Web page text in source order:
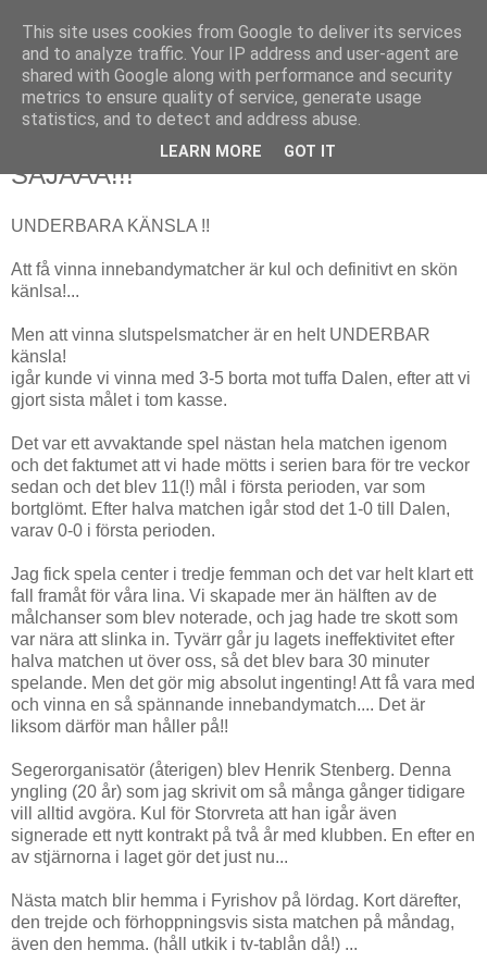
SÅJAAA!!!
UNDERBARA KÄNSLA !!
Att få vinna innebandymatcher är kul och definitivt en skön
känlsa!...
Men att vinna slutspelsmatcher är en helt UNDERBAR
känsla!
igår kunde vi vinna med 3-5 borta mot tuffa Dalen, efter att vi
gjort sista målet i tom kasse.
Det var ett avvaktande spel nästan hela matchen igenom
och det faktumet att vi hade mötts i serien bara för tre veckor
sedan och det blev 11(!) mål i första perioden, var som
bortglömt. Efter halva matchen igår stod det 1-0 till Dalen,
varav 0-0 i första perioden.
Jag fick spela center i tredje femman och det var helt klart ett
fall framåt för våra lina. Vi skapade mer än hälften av de
målchanser som blev noterade, och jag hade tre skott som
var nära att slinka in. Tyvärr går ju lagets ineffektivitet efter
halva matchen ut över oss, så det blev bara 30 minuter
spelande. Men det gör mig absolut ingenting! Att få vara med
och vinna en så spännande innebandymatch.... Det är
liksom därför man håller på!!
Segerorganisatör (återigen) blev Henrik Stenberg. Denna
yngling (20 år) som jag skrivit om så många gånger tidigare
vill alltid avgöra. Kul för Storvreta att han igår även
signerade ett nytt kontrakt på två år med klubben. En efter en
av stjärnorna i laget gör det just nu...
Nästa match blir hemma i Fyrishov på lördag. Kort därefter,
den trejde och förhoppningsvis sista matchen på måndag,
även den hemma. (håll utkik i tv-tablån då!) ...
This site uses cookies from Google to deliver its services
and to analyze traffic. Your IP address and user-agent are
shared with Google along with performance and security
metrics to ensure quality of service, generate usage
statistics, and to detect and address abuse.
LEARN MORE GOT IT